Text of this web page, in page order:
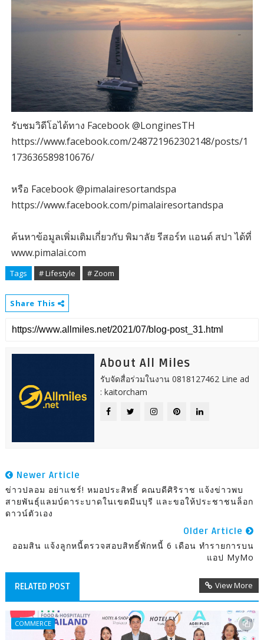
รับชมวิดีโอได้ทาง Facebook @LonginesTH
https://www.facebook.com/248721962302148/posts/1
173636589810676/
หรือ Facebook @pimalairesortandspa
https://www.facebook.com/pimalairesortandspa
ค้นหาข้อมูลเพิ่มเติมเกี่ยวกับ พิมาลัย รีสอร์ท แอนด์ สปา ได้ที่
www.pimalai.com
Tags # Lifestyle # Zoom
Share This
About All Miles
รับจัดสื่อร่วมในงาน 0818127462 Line ad
: kaitorcham
Newer Article
ข่าวปลอม อย่าแชร์! หมอประสิทธิ์ คณบดีศิริราช แจ้งข่าวพบ
สายพันธุ์แลมบ์ดาระบาดในเขตมีนบุรี และขอให้ประชาชนล็อก
ดาวน์ตัวเอง
Older Article
ออมสิน แจ้งลูกหนี้ตรวจสอบสิทธิ์พักหนี้ 6 เดือน ทำรายการบน
แอป MyMo
RELATED POST View More
COMMERCE